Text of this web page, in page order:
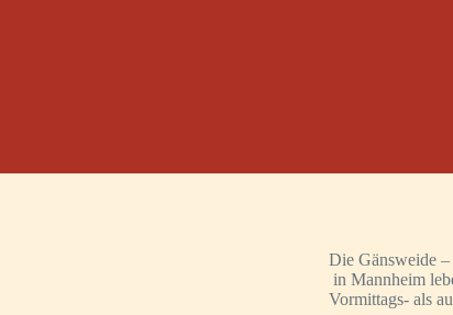
Die Gänsweide
in Mannheim
Vormittags- als